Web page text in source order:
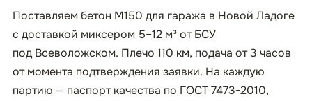
Поставляем бетон М150 для гаража в Новой Ладоге
с доставкой миксером 5–12 м³ от БСУ
под Всеволожском. Плечо 110 км, подача от 3 часов
от момента подтверждения заявки. На каждую
партию — паспорт качества по ГОСТ 7473-2010,